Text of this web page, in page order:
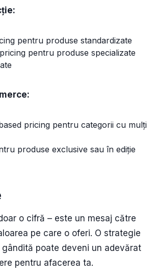
pentru produse standardizate
pentru produse specializate
pricing pentru categorii cu mulți
produse exclusive sau în ediție
o cifră – este un mesaj către
pe care o oferi. O strategie
poate deveni un adevărat
pentru afacerea ta.